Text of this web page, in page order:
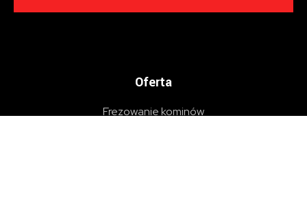
Oferta
Frezowanie kominów